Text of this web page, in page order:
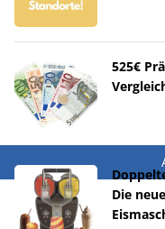
525€
Die